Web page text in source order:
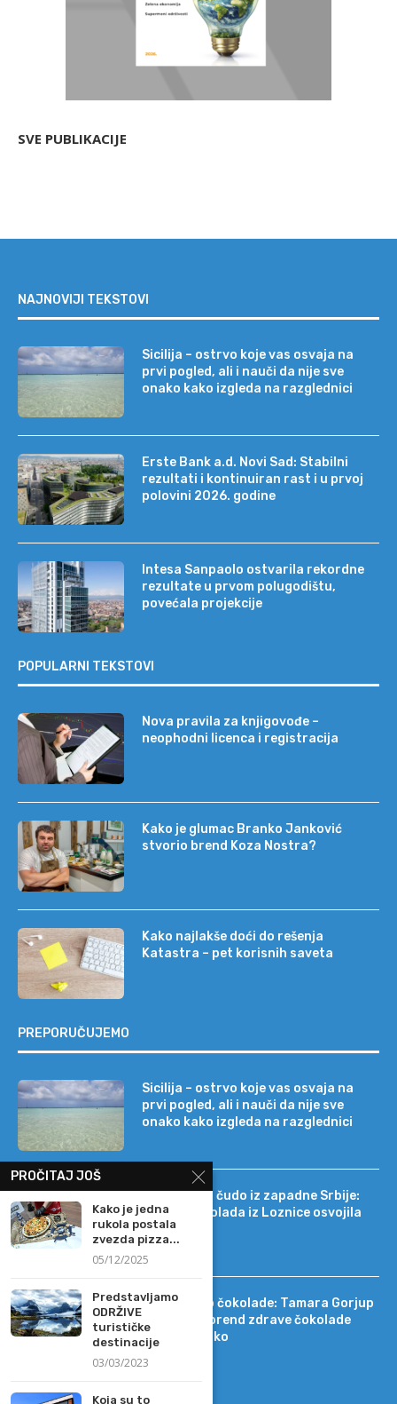
SVE PUBLIKACIJE
NAJNOVIJI TEKSTOVI
Sicilija – ostrvo koje vas osvaja na
prvi pogled, ali i nauči da nije sve
onako kako izgleda na razglednici
Erste Bank a.d. Novi Sad: Stabilni
rezultati i kontinuiran rast i u prvoj
polovini 2026. godine
Intesa Sanpaolo ostvarila rekordne
rezultate u prvom polugodištu,
povećala projekcije
POPULARNI TEKSTOVI
Nova pravila za knjigovođe –
neophodni licenca i registracija
Kako je glumac Branko Janković
stvorio brend Koza Nostra?
Kako najlakše doći do rešenja
Katastra – pet korisnih saveta
PREPORUČUJEMO
Sicilija – ostrvo koje vas osvaja na
prvi pogled, ali i nauči da nije sve
onako kako izgleda na razglednici
Tehnološko čudo iz zapadne Srbije:
kako je čokolada iz Loznice osvojila
22 tržišta
Od DIF-a do čokolade: Tamara Gorjup
pokrenula brend zdrave čokolade
Kapetan Koko
PROČITAJ JOŠ
Kako je jedna
rukola postala
zvezda pizza...
05/12/2025
Predstavljamo
ODRŽIVE
turističke
destinacije
03/03/2023
Koja su to